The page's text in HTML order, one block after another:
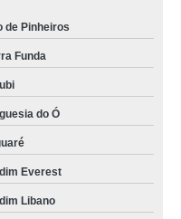
brastemp Mandaqui
roupa Vila Bela Aliança
deputado emilio carlos
lavar Parque São Domingos
de Pinheiros
Funda
do Ó
Everest
Libano